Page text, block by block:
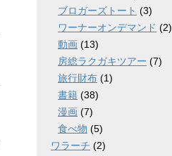
ブロガーズトート (3)
ワーナーオンデマンド (2)
動画 (13)
房総ラクガキツアー (7)
旅行財布 (1)
書籍 (38)
漫画 (7)
食べ物 (5)
ワラーチ (2)